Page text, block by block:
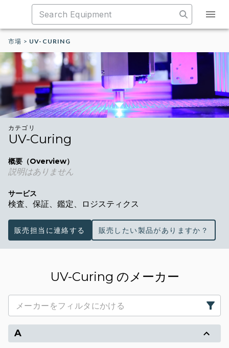
市場 > UV-CURING
カテゴリ
UV-Curing
概要（Overview）
説明はありません
サービス
検査、保証、鑑定、ロジスティクス
販売担当に連絡する 販売したい製品がありますか？
UV-Curing のメーカー
A